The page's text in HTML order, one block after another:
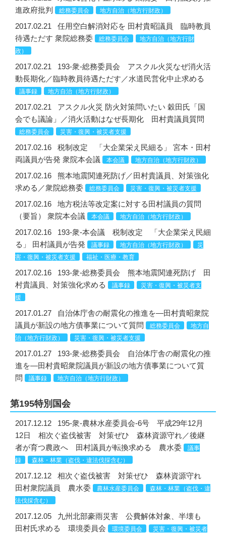
進政府批判
総務委員会 地方自治（地方行財政）
2017.02.21
任用空白解消対応を 田村貴昭議員 臨時教員
待遇ただす 衆院総務委
総務委員会
地方自治（地方行財
政）
2017.02.21
193-衆-総務委員会 アスクル火災なぜ消火活
動長期化／臨時教員待遇ただす／水道民営化中止求める
議事録 地方自治（地方行財政）
2017.02.21
アスクル火災 防火対策問いたい 穀田氏「国
会でも議論」／消火活動はなぜ長期化 田村貴議員質問
総務委員会 災害・復興・被災者支援
2017.02.16
税制改定 「大企業栄え民細る」 宮本・田村
両議員が告発 衆院本会議
本会議 地方自治（地方行財政）
2017.02.16
熊本地震関連死防げ／田村貴議員、対策強化
求める／衆院総務委
総務委員会 災害・復興・被災者支援
2017.02.16
地方税法等改定案に対する田村議員の質問
（要旨） 衆院本会議
本会議 地方自治（地方行財政）
2017.02.16
193-衆-本会議 税制改定 「大企業栄え民細
る」 田村議員が告発
議事録 地方自治（地方行財政）
災
害・復興・被災者支援
福祉・医療・教育
2017.02.16
193-衆-総務委員会 熊本地震関連死防げ 田
村貴議員、対策強化求める
議事録
災害・復興・被災者支
援
2017.01.27
自治体庁舎の耐震化の推進を―田村貴昭衆院
議員が新設の地方債事業について質問
総務委員会
地方自
治（地方行財政）
災害・復興・被災者支援
2017.01.27
193-衆-総務委員会 自治体庁舎の耐震化の推
進を―田村貴昭衆院議員が新設の地方債事業について質
問
議事録 地方自治（地方行財政）
第195特別国会
2017.12.12
195-衆-農林水産委員会-6号 平成29年12月
12日 相次ぐ盗伐被害 対策ぜひ 森林資源守れ／後継
者が育つ農政へ 田村議員が転換求める 農水委
議事
録
森林・林業（盗伐・違法伐採含む）
2017.12.12
相次ぐ盗伐被害 対策ぜひ 森林資源守れ
田村衆院議員 農水委
農林水産委員会
森林・林業（盗伐・違
法伐採含む）
2017.12.05
九州北部豪雨災害 公費解体対象、半壊も
田村氏求める 環境委員会
環境委員会 災害・復興・被災者